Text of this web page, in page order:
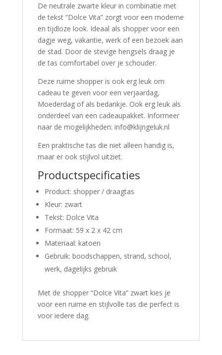
De neutrale zwarte kleur in combinatie met
de tekst “Dolce Vita” zorgt voor een moderne
en tijdloze look. Ideaal als shopper voor een
dagje weg, vakantie, werk of een bezoek aan
de stad. Door de stevige hengsels draag je
de tas comfortabel over je schouder.
Deze ruime shopper is ook erg leuk om
cadeau te geven voor een verjaardag,
Moederdag of als bedankje. Ook erg leuk als
onderdeel van een cadeaupakket. Informeer
naar de mogelijkheden: info@klijngeluk.nl
Een praktische tas die niet alleen handig is,
maar er ook stijlvol uitziet.
Productspecificaties
Product: shopper / draagtas
Kleur: zwart
Tekst: Dolce Vita
Formaat: 59 x 2 x 42 cm
Materiaal: katoen
Gebruik: boodschappen, strand, school,
werk, dagelijks gebruik
Met de shopper “Dolce Vita” zwart kies je
voor een ruime en stijlvolle tas die perfect is
voor iedere dag.